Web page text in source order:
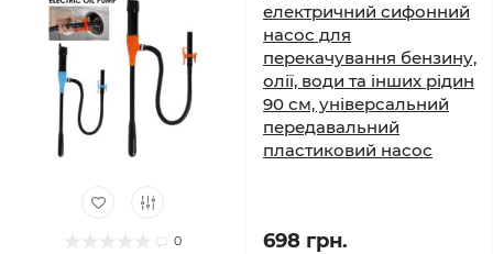
0
електричний сифонний
насос для
перекачування бензину,
олії, води та інших рідин
90 см, універсальний
передавальний
пластиковий насос
698 грн.